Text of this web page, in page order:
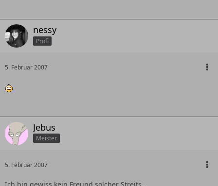
nessy
Profi
5. Februar 2007
Jebus
Meister
5. Februar 2007
Ich bin gewiss kein Freund solcher Streits...